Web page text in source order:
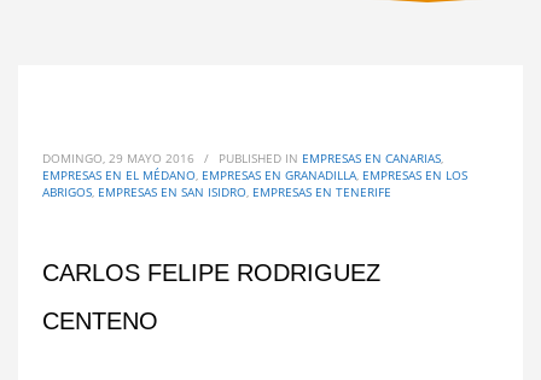
DOMINGO, 29 MAYO 2016 / PUBLISHED IN EMPRESAS EN CANARIAS,
EMPRESAS EN EL MÉDANO, EMPRESAS EN GRANADILLA, EMPRESAS EN LOS
ABRIGOS, EMPRESAS EN SAN ISIDRO, EMPRESAS EN TENERIFE
CARLOS FELIPE RODRIGUEZ
CENTENO